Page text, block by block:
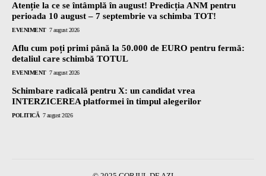
Atenție la ce se întâmplă în august! Predicția ANM pentru
perioada 10 august – 7 septembrie va schimba TOT!
EVENIMENT 7 august 2026
Aflu cum poți primi până la 50.000 de EURO pentru fermă:
detaliul care schimbă TOTUL
EVENIMENT 7 august 2026
Schimbare radicală pentru X: un candidat vrea
INTERZICEREA platformei în timpul alegerilor
POLITICĂ 7 august 2026